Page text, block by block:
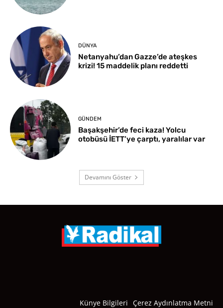
DÜNYA
Netanyahu’dan Gazze’de ateşkes
krizi! 15 maddelik planı reddetti
GÜNDEM
Başakşehir’de feci kaza! Yolcu
otobüsü İETT’ye çarptı, yaralılar var
Devamını Göster
Künye Bilgileri Çerez Aydınlatma Metni